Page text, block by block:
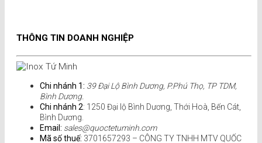
THÔNG TIN DOANH NGHIỆP
Chi nhánh 1: 39 Đại Lộ Bình Dương, P.Phú Thọ, TP TDM,
Bình Dương.
Chi nhánh 2: 1250 Đại lộ Bình Dương, Thới Hoà, Bến Cát,
Bình Dương.
Email: sales@quoctetuminh.com
Mã số thuế: 3701657293 – CÔNG TY TNHH MTV QUỐC